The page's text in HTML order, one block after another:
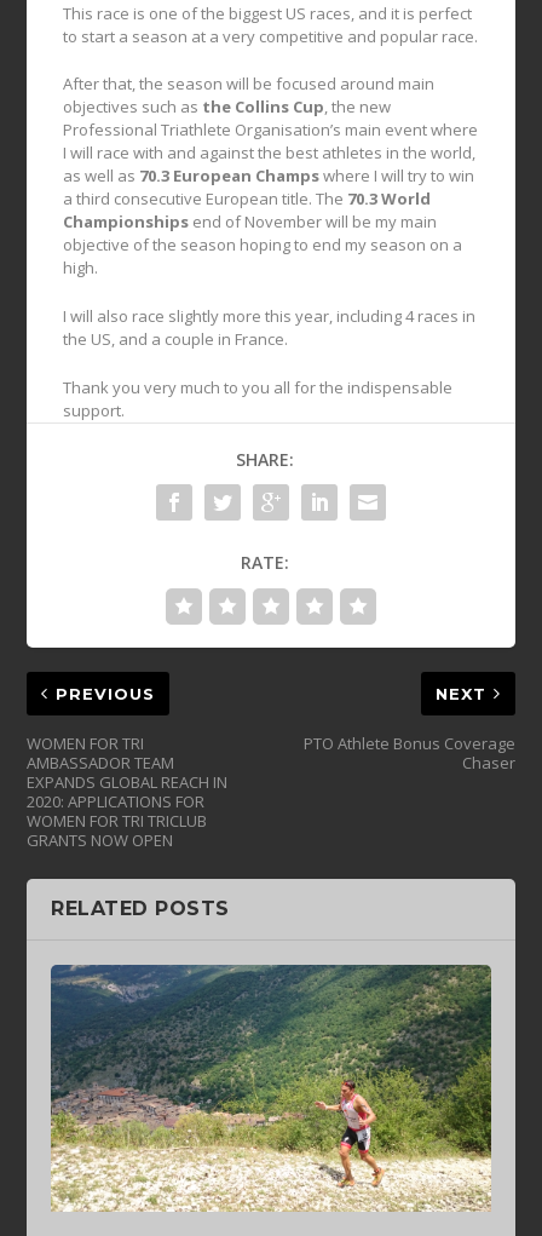
This race is one of the biggest US races, and it is perfect
to start a season at a very competitive and popular race.
After that, the season will be focused around main
objectives such as the Collins Cup, the new
Professional Triathlete Organisation’s main event where
I will race with and against the best athletes in the world,
as well as 70.3 European Champswhere I will try to win
a third consecutive European title. The 70.3 World
Championships end of November will be my main
objective of the season hoping to end my season on a
high.
I will also race slightly more this year, including 4 races in
the US, and a couple in France.
Thank you very much to you all for the indispensable
support.
SHARE:
RATE:
PREVIOUS
WOMEN FOR TRI
AMBASSADOR TEAM
EXPANDS GLOBAL REACH IN
2020: APPLICATIONS FOR
WOMEN FOR TRI TRICLUB
GRANTS NOW OPEN
NEXT
PTO Athlete Bonus Coverage
Chaser
RELATED POSTS